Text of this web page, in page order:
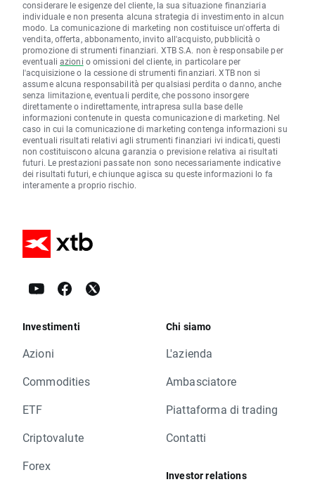
considerare le esigenze del cliente, la sua situazione finanziaria
individuale e non presenta alcuna strategia di investimento in alcun
modo. La comunicazione di marketing non costituisce un'offerta di
vendita, offerta, abbonamento, invito all'acquisto, pubblicità o
promozione di strumenti finanziari. XTB S.A. non è responsabile per
eventuali azioni o omissioni del cliente, in particolare per
l'acquisizione o la cessione di strumenti finanziari. XTB non si
assume alcuna responsabilità per qualsiasi perdita o danno, anche
senza limitazione, eventuali perdite, che possono insorgere
direttamente o indirettamente, intrapresa sulla base delle
informazioni contenute in questa comunicazione di marketing. Nel
caso in cui la comunicazione di marketing contenga informazioni su
eventuali risultati relativi agli strumenti finanziari ivi indicati, questi
non costituiscono alcuna garanzia o previsione relativa ai risultati
futuri. Le prestazioni passate non sono necessariamente indicative
dei risultati futuri, e chiunque agisca su queste informazioni lo fa
interamente a proprio rischio.
Investimenti
Azioni
Commodities
ETF
Criptovalute
Forex
Chi siamo
L'azienda
Ambasciatore
Piattaforma di trading
Contatti
Investor relations